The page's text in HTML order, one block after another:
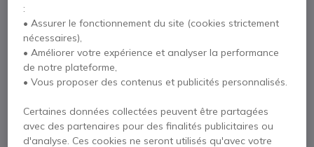
Ascom D63 Protector
692,95 € HT
0800 72 4000
F.A.Q Chat
:
• Assurer le fonctionnement du site (cookies strictement
nécessaires),
• Améliorer votre expérience et analyser la performance
de notre plateforme,
• Vous proposer des contenus et publicités personnalisés.
Certaines données collectées peuvent être partagées
avec des partenaires pour des finalités publicitaires ou
d'analyse. Ces cookies ne seront utilisés qu'avec votre